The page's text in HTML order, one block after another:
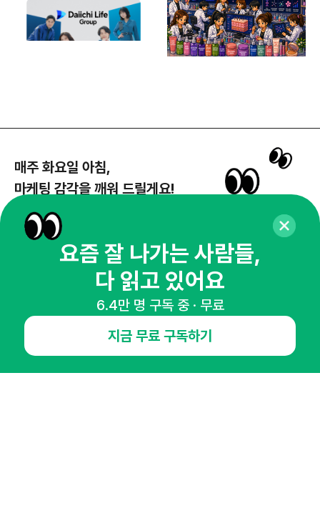
매주 화요일 아침,
마케팅 감각을 깨워 드릴게요!
뉴스레터 구독하기
오픈애즈란
요즘 잘 나가는 사람들,
다 읽고 있어요
6.4만 명 구독 중 · 무료
지금 무료 구독하기